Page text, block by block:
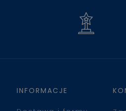
INFORMACJE